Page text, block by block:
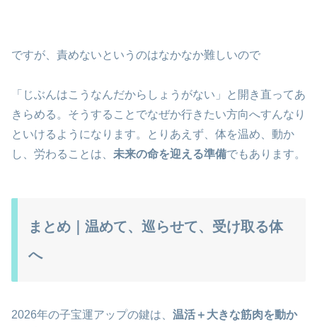
ですが、責めないというのはなかなか難しいので
「じぶんはこうなんだからしょうがない」と開き直ってあ
きらめる。そうすることでなぜか行きたい方向へすんなり
といけるようになります。とりあえず、体を温め、動か
し、労わることは、 未来の命を迎える準備でもあります。
まとめ｜温めて、巡らせて、受け取る体
へ
2026年の子宝運アップの鍵は、 温活＋大きな筋肉を動か